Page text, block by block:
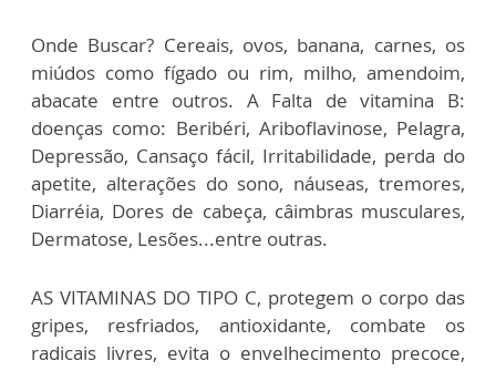
Onde Buscar? Cereais, ovos, banana, carnes, os
miúdos como fígado ou rim, milho, amendoim,
abacate entre outros. A Falta de vitamina B:
doenças como: Beribéri, Ariboflavinose, Pelagra,
Depressão, Cansaço fácil, Irritabilidade, perda do
apetite, alterações do sono, náuseas, tremores,
Diarréia, Dores de cabeça, câimbras musculares,
Dermatose, Lesões...entre outras.
AS VITAMINAS DO TIPO C, protegem o corpo das
gripes, resfriados, antioxidante, combate os
radicais livres, evita o envelhecimento precoce,